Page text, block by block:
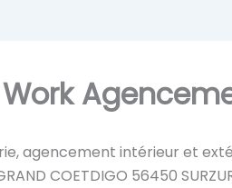
Work
agencement intérieur et
COETDIGO 56450